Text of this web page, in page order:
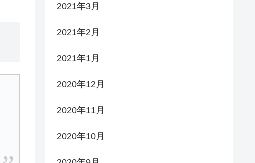
2021年3月
2021年2月
2021年1月
2020年12月
2020年11月
2020年10月